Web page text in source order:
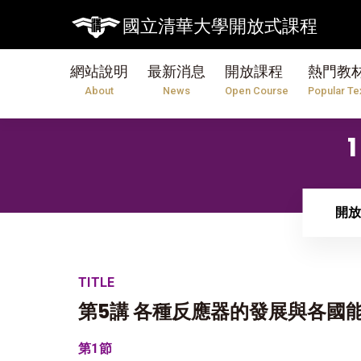
國立清華大學開放式課程
網站說明
About
最新消息
News
開放課程
Open Course
熱門教
Popular
開
TITLE
第5講 各種反應器的發展與各國
第1節